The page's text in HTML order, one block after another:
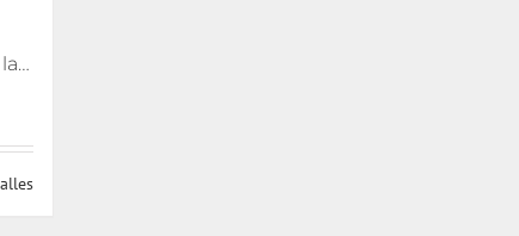
Arte y hostilidad. La estética hegeliana y la precipitación de la violencia